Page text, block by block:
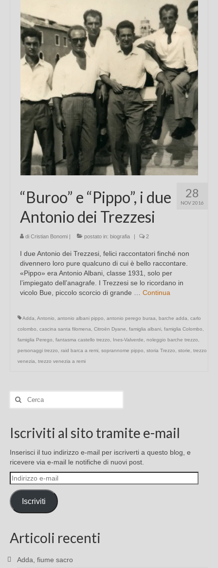
Chi sono
FAQ
Contatti
28
NOV 2016
“Buroo” e “Pippo”, i due
Antonio dei Trezzesi
di Cristian Bonomi | postato in: biografia | 2
I due Antonio dei Trezzesi, felici raccontatori finché non
divennero loro pure qualcuno di cui è bello raccontare.
«Pippo» era Antonio Albani, classe 1931, solo per
l’impiegato dell’anagrafe. I Trezzesi se lo ricordano in
vicolo Bue, piccolo scorcio di grande … Continua
Adda Antonio antonio albani pippo antonio perego buraa barche adda
carlo
colombo
cascina santa filomena Citroën Dyane famiglia albani famiglia Colombo
famiglia Perego
fantasma castello trezzo Ines-Valverde noleggio barche trezzo
personaggi trezzo
raid barca a remi soprannome pippo storia Trezzo storie
trezzo
venezia
trezzo venezia a remi
Cerca:
Iscriviti al sito tramite e-mail
Inserisci il tuo indirizzo e-mail per iscriverti a questo blog, e
ricevere via e-mail le notifiche di nuovi post.
Indirizzo
e-
mail
Iscriviti
Articoli recenti
Adda, fiume sacro